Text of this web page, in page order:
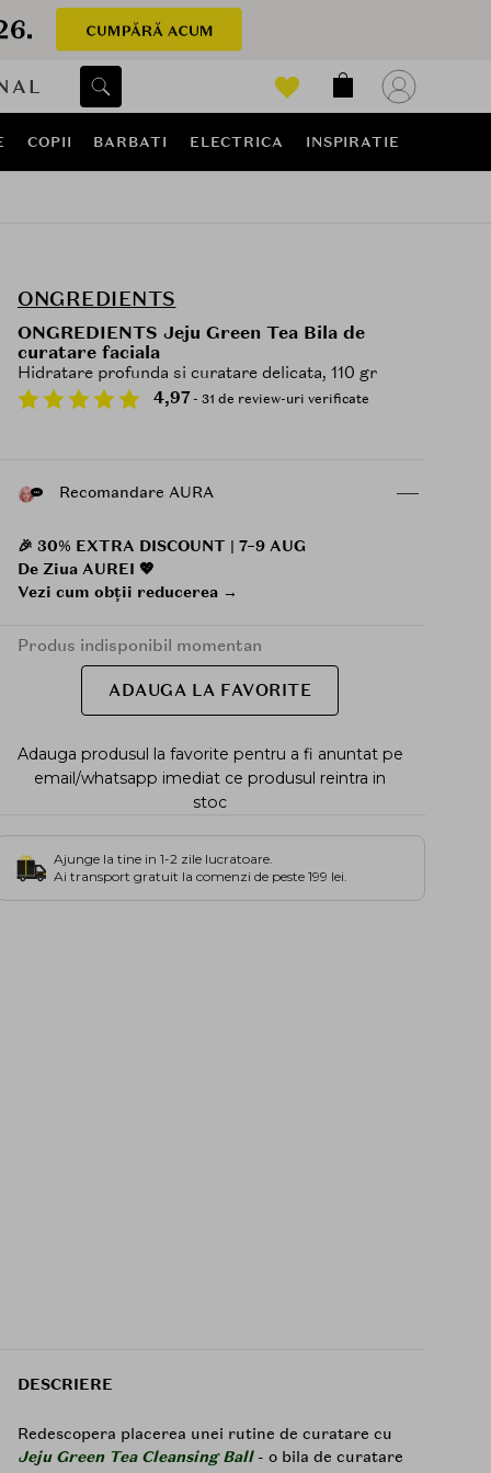
COPII BARBATI ELECTRICA INSPIRATIE
ONGREDIENTS
ONGREDIENTS Jeju Green Tea Bila de
curatare faciala
Hidratare profunda si curatare delicata, 110 gr
4,97 - 31 de review-uri verificate
Recomandare AURA
🎉 30% EXTRA DISCOUNT | 7–9 AUG
De Ziua AUREI 💖
Vezi cum obții reducerea →
Produs indisponibil momentan
ADAUGA LA FAVORITE
Adauga produsul la favorite pentru a fi anuntat pe
email/whatsapp imediat ce produsul reintra in
stoc
Ajunge la tine in 1-2 zile lucratoare.
Ai transport gratuit la comenzi de peste 199 lei.
DESCRIERE
Redescopera placerea unei rutine de curatare cu
Jeju Green Tea Cleansing Ball- o bila de curatare